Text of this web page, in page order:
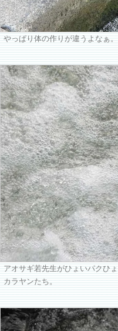
やっぱり体の作りが違うよなぁ。
アオサギ若先生がひょいパクひ
カラヤンたち。